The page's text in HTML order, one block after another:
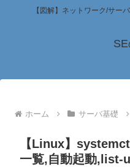
【図解】ネットワーク/サー
ホーム サーバ基礎
【Linux】
一覧,自動起動